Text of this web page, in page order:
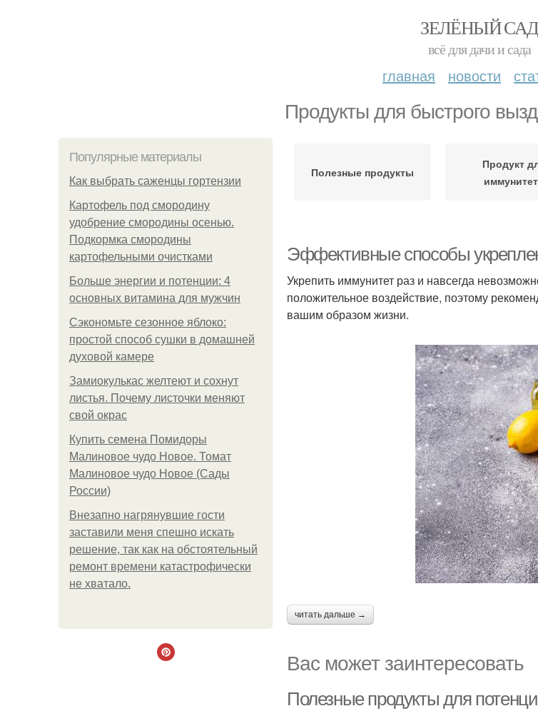
ЗЕЛЁНЫЙ САД
всё для дачи и сада
главная новости
Продукты для быстрого
Популярные материалы
Как выбрать саженцы гортензии
Картофель под смородину
удобрение смородины осенью.
Подкормка смородины
картофельными очистками
Больше энергии и потенции: 4
основных витамина для мужчин
Сэкономьте сезонное яблоко:
простой способ сушки в домашней
духовой камере
Замиокулькас желтеют и сохнут
листья. Почему листочки меняют
свой окрас
Купить семена Помидоры
Малиновое чудо Новое. Томат
Малиновое чудо Новое (Сады
России)
Внезапно нагрянувшие гости
заставили меня спешно искать
решение, так как на обстоятельный
ремонт времени катастрофически
не хватало.
Полезные продукты
Продукт
Эффективные способы
Укрепить иммунитет раз и навсегда
положительное воздействие, поэтому
вашим образом жизни.
читать дальше →
Вас может заинтересовать
Полезные продукты для